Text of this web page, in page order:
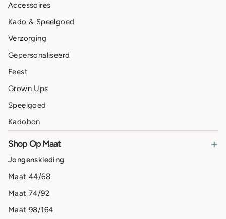
Accessoires
Kado & Speelgoed
Verzorging
Gepersonaliseerd
Feest
Grown Ups
Speelgoed
Kadobon
Shop Op Maat +
Jongenskleding
Maat 44/68
Maat 74/92
Maat 98/164